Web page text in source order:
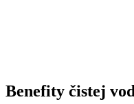
Benefity čistej